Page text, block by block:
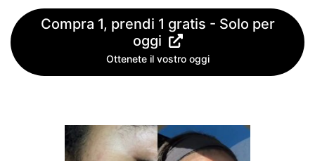
Compra 1, prendi 1 gratis - Solo per
oggi
Ottenete il vostro oggi